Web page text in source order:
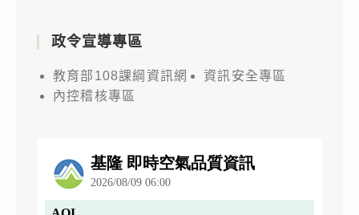
政令宣導專區
教育部108課綱資訊網
資訊安全專區
內控稽核專區